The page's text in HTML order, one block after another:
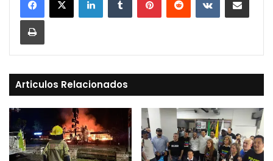
Print
Articulos Relacionados